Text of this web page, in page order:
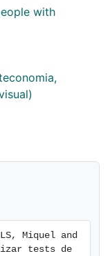
with
Miquel and
tests de